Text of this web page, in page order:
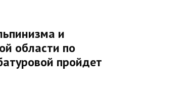
и
области по
пройдет